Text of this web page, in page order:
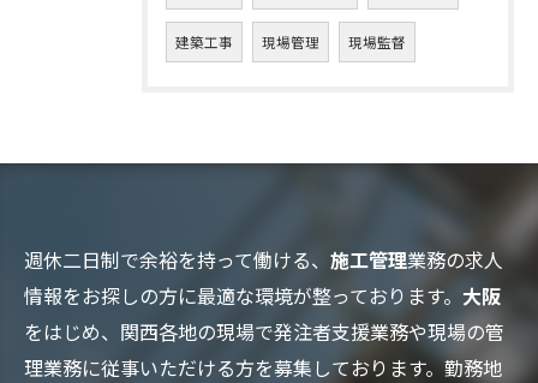
建築工事 現場管理 現場監督
週休二日制で余裕を持って働ける、 施工管理業務の求人
情報をお探しの方に最適な環境が整っております。 大阪
をはじめ、関西各地の現場で発注者支援業務や現場の管
理業務に従事いただける方を募集しております。勤務地